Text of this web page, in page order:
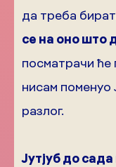
да треба
се на оно што
посматрачи ће
нисам поменуо
разлог.
Јутјуб до